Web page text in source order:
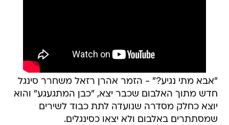
"אבא מתי נגיע?" - הזמר אהרן רזאל משחרר סינגל
חדש מתוך האלבום שכבר יצא, "כבן המתגעגע" והוא
יוצא כחלק מסדרה שנועדה לתת כבוד לשירים
שמסתתרים באלבום ולא יצאו כסינגלים.